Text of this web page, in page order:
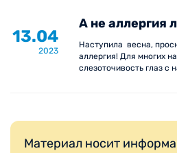
13.04
2023
А не аллергия
Наступила весна,
аллергия! Для многих
слезоточивость глаз с
Материал носит